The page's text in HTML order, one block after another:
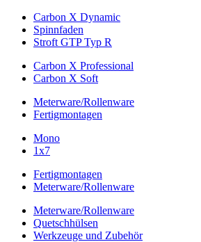
Carbon X Dynamic
Spinnfaden
Stroft GTP Typ R
Carbon X Professional
Carbon X Soft
Meterware/Rollenware
Fertigmontagen
Mono
1x7
Fertigmontagen
Meterware/Rollenware
Meterware/Rollenware
Quetschhülsen
Werkzeuge und Zubehör